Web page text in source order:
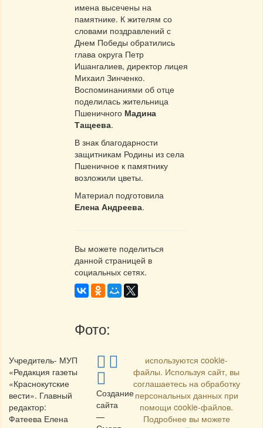
имена высечены на
памятнике. К жителям со
словами поздравлений с
Днем Победы обратились
глава округа Петр
Ишангалиев, директор лицея
Михаил Зинченко.
Воспоминаниями об отце
поделилась жительница
Пшеничного Мадина
Тащеева.
В знак благодарности
защитникам Родины из села
Пшеничное к памятнику
возложили цветы.
Материал подготовила
Елена Андреева.
Вы можете поделиться
данной страницей в
социальных сетях.
Фото:
Учредитель- МУП
«Редакция газеты
«Краснокутские
вести». Главный
редактор:
Фатеева Елена
Создание
сайта
—
используются cookie-
файлы. Используя сайт, вы
соглашаетесь на обработку
персональных данных при
помощи cookie-файлов.
Подробнее вы можете